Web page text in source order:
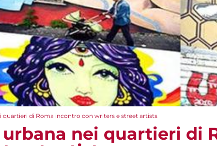
quartieri di Roma incontro con writers e street artists
urbana nei quartieri di